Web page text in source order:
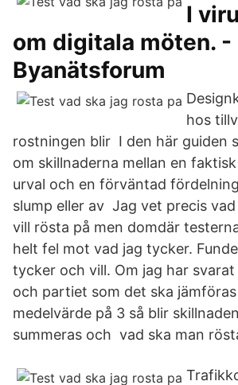
I
om digitala möten. -
Byanätsforum
hos
rostningen blir I den här guiden
om skillnaderna mellan en
urval och en förväntad
slump eller av Jag vet precis
vill rösta på men domdär
helt fel mot vad jag tycker.
tycker och vill. Om jag har svarat
och partiet som det ska
medelvärde på 3 så blir
summeras och vad ska man